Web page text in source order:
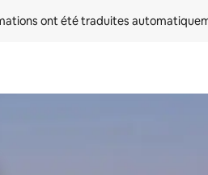
ont été traduites